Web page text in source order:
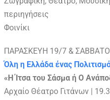
περιηγήσεις
Φοινίκι
ΠΑΡΑΣΚΕΥΗ 19/7 &
Όλη η Ελλάδα ένας
«Η Ίτσα του Σάσμα ή Ο
Αρχαίο Θέατρο Γιτάνων |